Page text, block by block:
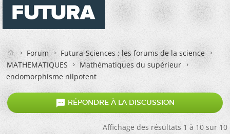
Forum
Futura-Sciences : les forums de la science
MATHEMATIQUES
Mathématiques du supérieur
endomorphisme nilpotent
 RÉPONDRE À LA DISCUSSION
Affichage des résultats 1 à 10 sur 10